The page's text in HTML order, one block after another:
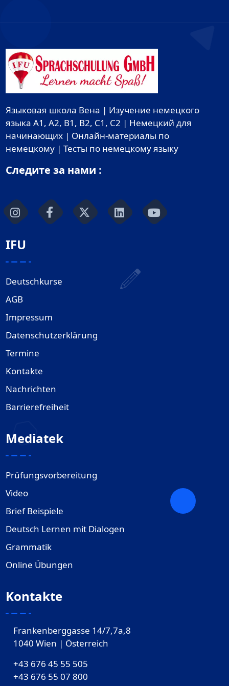
Языковая школа Вена | Изучение немецкого
языка A1, A2, B1, B2, C1, C2 | Немецкий для
начинающих | Онлайн-материалы по
немецкому | Тесты по немецкому языку
Следите за нами :
IFU
Deutschkurse
AGB
Impressum
Datenschutzerklärung
Termine
Kontakte
Nachrichten
Barrierefreiheit
Mediatek
Prüfungsvorbereitung
Video
Brief Beispiele
Deutsch Lernen mit Dialogen
Grammatik
Online Übungen
Kontakte
Frankenberggasse 14/7,7a,8
1040 Wien | Österreich
+43 676 45 55 505
+43 676 55 07 800